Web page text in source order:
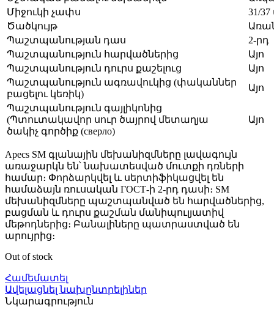
Միջուկի չափս
31/37
Ծածկույթ
Պաշտպանության դաս
2-րդ
Պաշտպանություն հարվածներից
Այո
Պաշտպանություն դուրս քաշելուց
Այո
Պաշտպանություն ագռավուկից (փականներ
բացելու կեռիկ)
Այո
Պաշտպանություն գայլիկոնից
(Պտուտակավոր սուր ծայրով մետաղյա
ծակիչ գործիք (сверло)
Այո
Apecs SM գլանային մեխանիզմները լավագույն
առաջարկն են՝ նախատեսված մուտքի դռների
համար։ Փորձարկվել և սերտիֆիկացվել են
համաձայն ռուսական ГОСТ-ի 2-րդ դասի։ SM
մեխանիզմները պաշտպանված են հարվածներից,
բացման և դուրս քաշման մանիպուլյատիվ
մեթոդներից։ Բանալիները պատրաստված են
արույրից։
Out of stock
Համեմատել
Ավելացնել նախընտրելիներ
Նկարագրություն